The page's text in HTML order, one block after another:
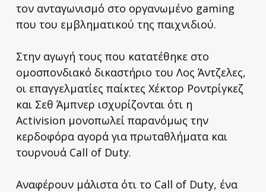
τον ανταγωνισμό στο οργανωμένο gaming
που του εμβληματικού της παιχνιδιού.
Στην αγωγή τους που κατατέθηκε στο
ομοσπονδιακό δικαστήριο του Λος Άντζελες,
οι επαγγελματίες παίκτες Χέκτορ Ροντρίγκεζ
και Σεθ Άμπνερ ισχυρίζονται ότι η
Activision μονοπωλεί παρανόμως την
κερδοφόρα αγορά για πρωταθλήματα και
τουρνουά Call of Duty.
Αναφέρουν μάλιστα ότι το Call of Duty, ένα